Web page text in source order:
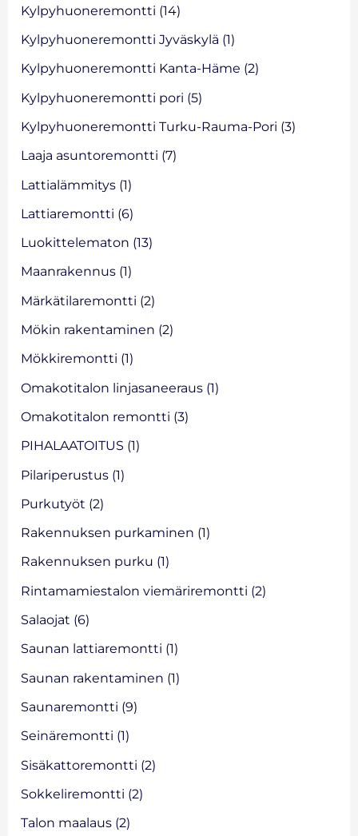
Kylpyhuoneremontti (14)
Kylpyhuoneremontti Jyväskylä (1)
Kylpyhuoneremontti Kanta-Häme (2)
Kylpyhuoneremontti pori (5)
Kylpyhuoneremontti Turku-Rauma-Pori (3)
Laaja asuntoremontti (7)
Lattialämmitys (1)
Lattiaremontti (6)
Luokittelematon (13)
Maanrakennus (1)
Märkätilaremontti (2)
Mökin rakentaminen (2)
Mökkiremontti (1)
Omakotitalon linjasaneeraus (1)
Omakotitalon remontti (3)
PIHALAATOITUS (1)
Pilariperustus (1)
Purkutyöt (2)
Rakennuksen purkaminen (1)
Rakennuksen purku (1)
Rintamamiestalon viemäriremontti (2)
Salaojat (6)
Saunan lattiaremontti (1)
Saunan rakentaminen (1)
Saunaremontti (9)
Seinäremontti (1)
Sisäkattoremontti (2)
Sokkeliremontti (2)
Talon maalaus (2)